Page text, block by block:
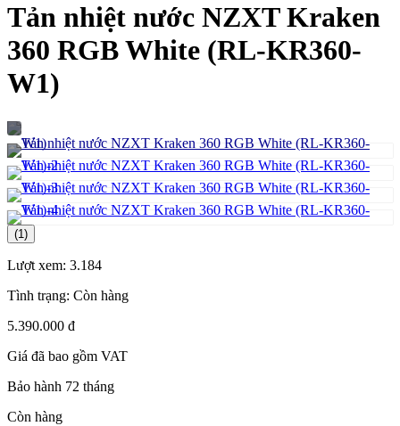
Tản nhiệt nước NZXT Kraken
360 RGB White (RL-KR360-
W1)
(1)
Lượt xem: 3.184
Tình trạng: Còn hàng
5.390.000 đ
Giá đã bao gồm VAT
Bảo hành 72 tháng
Còn hàng